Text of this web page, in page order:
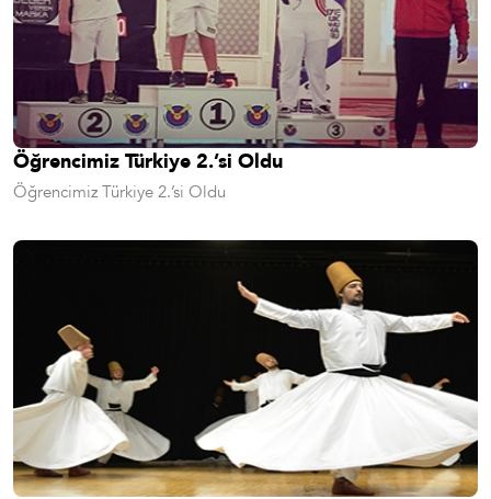
Öğrencimiz Türkiye 2.’si Oldu
Öğrencimiz Türkiye 2.’si Oldu